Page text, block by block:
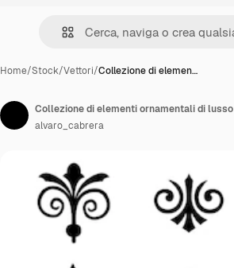
Home/Stock/Vettori/Collezione di elemen…
Collezione di elementi ornamentali di lusso
alvaro_cabrera